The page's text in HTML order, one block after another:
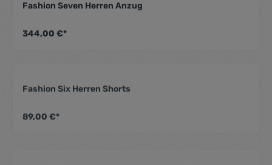
Fashion Seven Herren Anzug
344,00 €*
Fashion Six Herren Shorts
89,00 €*